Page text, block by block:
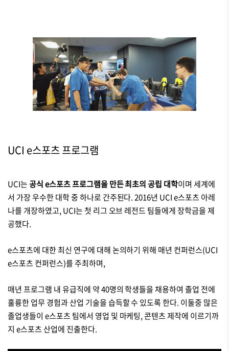
UCI e스포츠프로그램
UCI는공식 e스포츠 프로그램을 만든 최초의 공립 대학이며 세계에
서 가장 우수한 대학 중 하나로 간주된다.2016년 UCI e스포츠 아레
나를 개장하였고, UCI는 첫 리그 오브 레전드 팀들에게 장학금을 제
공했다.
e스포츠에 대한 최신 연구에 대해 논의하기 위해 매년 컨퍼런스(UCI
e스포츠 컨퍼런스)를 주최하며,
매년 프로그램 내 유급직에 약 40명의 학생들을 채용하여 졸업 전에
훌륭한 업무 경험과 산업 기술을 습득할 수 있도록 한다. 이둘중 많은
졸업생들이 e스포츠 팀에서 영업 및 마케팅, 콘텐츠 제작에 이르기까
지 e스포츠 산업에 진출한다.